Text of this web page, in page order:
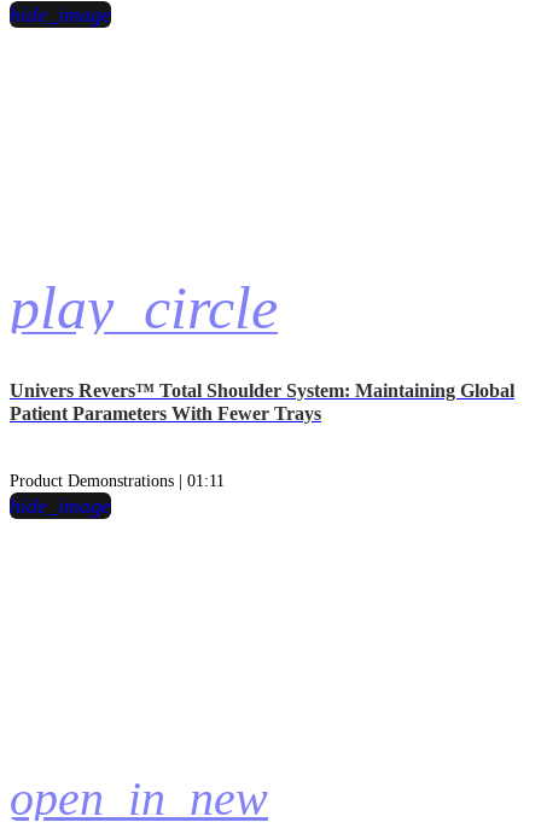
play_circle
hide_image
Univers Revers™ Total Shoulder System: Maintaining Global
Patient Parameters With Fewer Trays
Product Demonstrations | 01:11
open_in_new
hide_image